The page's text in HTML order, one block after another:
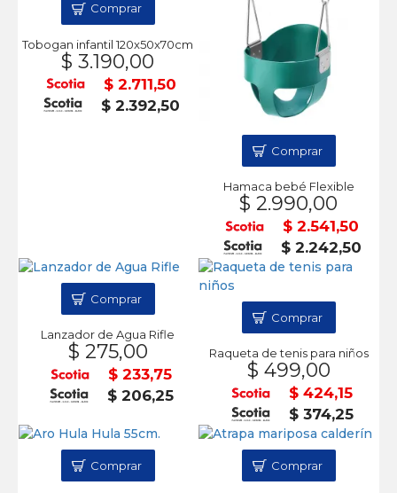
Tobogan infantil 120x50x70cm
$ 3.190,00
$ 2.711,50
$ 2.392,50
Comprar
Hamaca bebé Flexible
$ 2.990,00
$ 2.541,50
$ 2.242,50
Comprar
Lanzador de Agua Rifle
$ 275,00
$ 233,75
$ 206,25
Comprar
Raqueta de tenis para niños
$ 499,00
$ 424,15
$ 374,25
Comprar
Comprar Comprar